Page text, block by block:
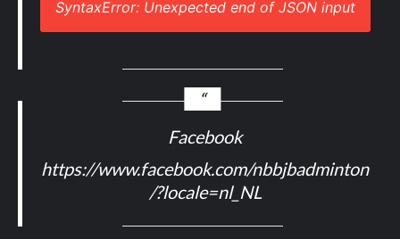
SyntaxError: Unexpected end of JSON input
Facebook
https://www.facebook.com/nbbjbadminton
/?locale=nl_NL